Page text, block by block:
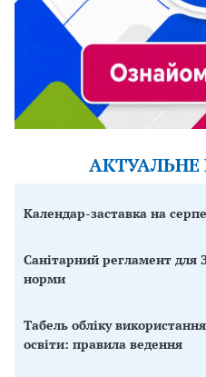
АКТУАЛЬНЕ
Календар-заставка на
Санітарний регламент для
норми
Табель обліку
освіти: правила ведення